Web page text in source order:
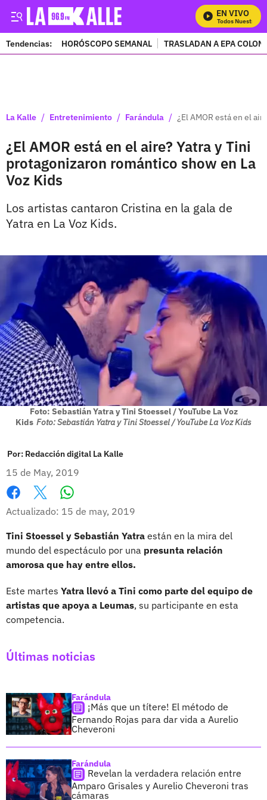
EN VIVO
Mira Todos Nuestros
Tendencias: HORÓSCOPO SEMANAL TRASLADAN A EPA
La Kalle / Entretenimiento / Farándula / ¿El AMOR está en el
¿El AMOR está en el aire? Yatra y Tini
protagonizaron romántico show en La
Voz Kids
Los artistas cantaron Cristina en la gala de
Yatra en La Voz Kids.
Foto: Sebastián Yatra y Tini Stoessel / YouTube La Voz
Kids Foto: Sebastián Yatra y Tini Stoessel / YouTube La Voz Kids
Por: Redacción digital La Kalle
15 de May, 2019
Facebook
X
Actualizado: 15 de may, 2019
Tini Stoessel y Sebastián Yatra están en la mira del
mundo del espectáculo por una presunta relación
amorosa que hay entre ellos.
Este martes Yatra llevó a Tini como parte del equipo de
artistas que apoya a Leumas, su participante en esta
competencia.
Últimas noticias
Farándula
¡Más que un títere! El método de
Fernando Rojas para dar vida a Aurelio
Cheveroni
Farándula
Revelan la verdadera relación entre
Amparo Grisales y Aurelio Cheveroni tras
cámaras